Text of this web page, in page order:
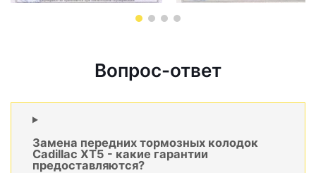
Вопрос-ответ
Замена передних тормозных колодок
Cadillac XT5 - какие гарантии
предоставляются?